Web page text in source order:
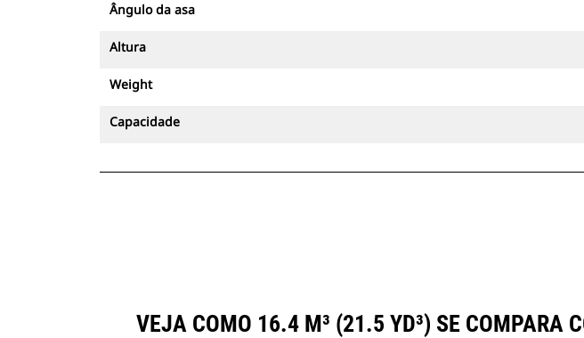
Ângulo da asa
Altura
Weight
Capacidade
VEJA COMO 16.4 M³ (21.5 YD³) SE COMPARA